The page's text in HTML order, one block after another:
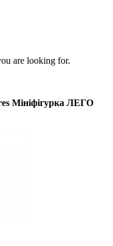
are looking for.
Мініфігурка ЛЕГО